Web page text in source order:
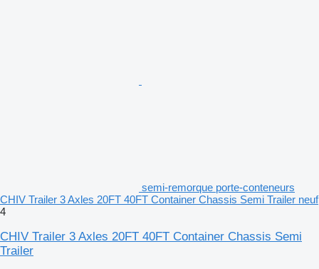
semi-remorque porte-conteneurs
CHIV Trailer 3 Axles 20FT 40FT Container Chassis Semi Trailer neuf
4
CHIV Trailer 3 Axles 20FT 40FT Container Chassis Semi
Trailer